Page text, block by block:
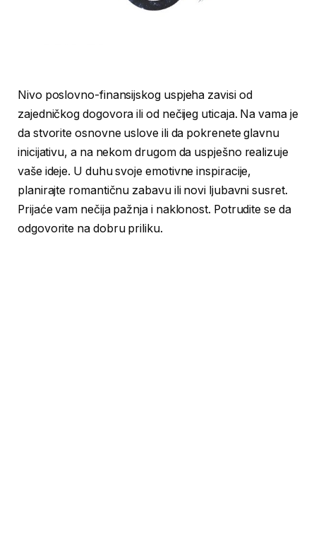
Nivo poslovno-finansijskog uspjeha zavisi od
zajedničkog dogovora ili od nečijeg uticaja. Na vama je
da stvorite osnovne uslove ili da pokrenete glavnu
inicijativu, a na nekom drugom da uspješno realizuje
vaše ideje. U duhu svoje emotivne inspiracije,
planirajte romantičnu zabavu ili novi ljubavni susret.
Prijaće vam nečija pažnja i naklonost. Potrudite se da
odgovorite na dobru priliku.